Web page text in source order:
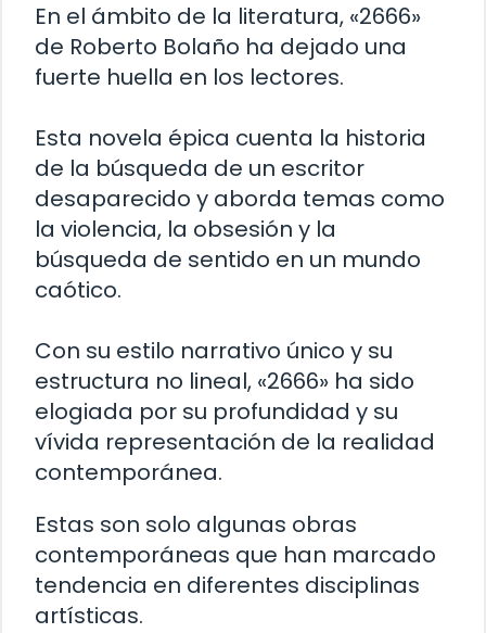
En el ámbito de la literatura, «2666»
de Roberto Bolaño ha dejado una
fuerte huella en los lectores.
Esta novela épica cuenta la historia
de la búsqueda de un escritor
desaparecido y aborda temas como
la violencia, la obsesión y la
búsqueda de sentido en un mundo
caótico.
Con su estilo narrativo único y su
estructura no lineal, «2666» ha sido
elogiada por su profundidad y su
vívida representación de la realidad
contemporánea.
Estas son solo algunas obras
contemporáneas que han marcado
tendencia en diferentes disciplinas
artísticas.